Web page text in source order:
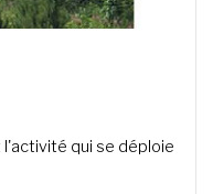
l'activité qui se déploie